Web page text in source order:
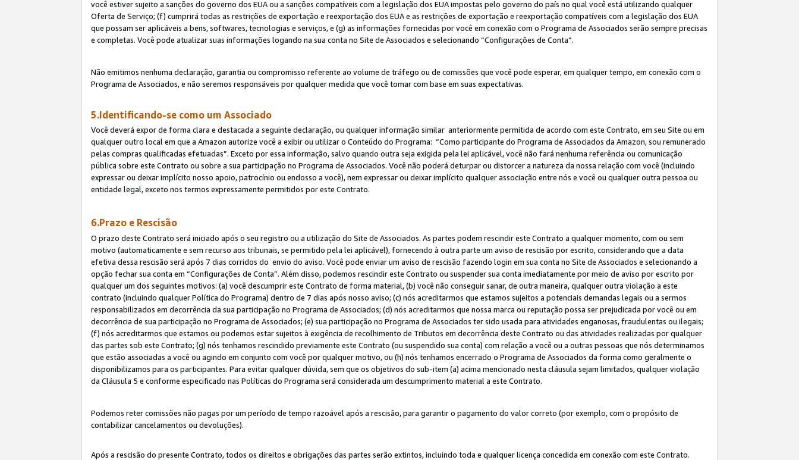
você estiver sujeito a sanções do governo dos EUA ou a sanções compatíveis com a legislação dos EUA impostas pelo governo do país no qual você está utilizando qualquer
Oferta de Serviço; (f) cumprirá todas as restrições de exportação e reexportação dos EUA e as restrições de exportação e reexportação compatíveis com a legislação dos EUA
que possam ser aplicáveis a bens, softwares, tecnologias e serviços, e (g) as informações fornecidas por você em conexão com o Programa de Associados serão sempre precisas
e completas. Você pode atualizar suas informações logando na sua conta no Site de Associados e selecionando “Configurações de Conta”.
Não emitimos nenhuma declaração, garantia ou compromisso referente ao volume de tráfego ou de comissões que você pode esperar, em qualquer tempo, em conexão com o
Programa de Associados, e não seremos responsáveis por qualquer medida que você tomar com base em suas expectativas.
5.Identificando-se como um Associado
Você deverá expor de forma clara e destacada a seguinte declaração, ou qualquer informação similar anteriormente permitida de acordo com este Contrato, em seu Site ou em
qualquer outro local em que a Amazon autorize você a exibir ou utilizar o Conteúdo do Programa: “Como participante do Programa de Associados da Amazon, sou remunerado
pelas compras qualificadas efetuadas”. Exceto por essa informação, salvo quando outra seja exigida pela lei aplicável, você não fará nenhuma referência ou comunicação
pública sobre este Contrato ou sobre a sua participação no Programa de Associados. Você não poderá deturpar ou distorcer a natureza da nossa relação com você (incluindo
expressar ou deixar implícito nosso apoio, patrocínio ou endosso a você), nem expressar ou deixar implícito qualquer associação entre nós e você ou qualquer outra pessoa ou
entidade legal, exceto nos termos expressamente permitidos por este Contrato.
6.Prazo e Rescisão
O prazo deste Contrato será iniciado após o seu registro ou a utilização do Site de Associados. As partes podem rescindir este Contrato a qualquer momento, com ou sem
motivo (automaticamente e sem recurso aos tribunais, se permitido pela lei aplicável), fornecendo à outra parte um aviso de rescisão por escrito, considerando que a data
efetiva dessa rescisão será após 7 dias corridos do envio do aviso. Você pode enviar um aviso de rescisão fazendo login em sua conta no Site de Associados e selecionando a
opção fechar sua conta em “Configurações de Conta”. Além disso, podemos rescindir este Contrato ou suspender sua conta imediatamente por meio de aviso por escrito por
qualquer um dos seguintes motivos: (a) você descumprir este Contrato de forma material, (b) você não conseguir sanar, de outra maneira, qualquer outra violação a este
contrato (incluindo qualquer Política do Programa) dentro de 7 dias após nosso aviso; (c) nós acreditarmos que estamos sujeitos a potenciais demandas legais ou a sermos
responsabilizados em decorrência da sua participação no Programa de Associados; (d) nós acreditarmos que nossa marca ou reputação possa ser prejudicada por você ou em
decorrência de sua participação no Programa de Associados; (e) sua participação no Programa de Associados ter sido usada para atividades enganosas, fraudulentas ou ilegais;
(f) nós acreditarmos que estamos ou podemos estar sujeitos à exigência de recolhimento de Tributos em decorrência deste Contrato ou das atividades realizadas por qualquer
das partes sob este Contrato; (g) nós tenhamos rescindido previamente este Contrato (ou suspendido sua conta) com relação a você ou a outras pessoas que nós determinamos
que estão associadas a você ou agindo em conjunto com você por qualquer motivo, ou (h) nós tenhamos encerrado o Programa de Associados da forma como geralmente o
disponibilizamos para os participantes. Para evitar qualquer dúvida, sem que os objetivos do sub-item (a) acima mencionado nesta cláusula sejam limitados, qualquer violação
da Cláusula 5 e conforme especificado nas Políticas do Programa será considerada um descumprimento material a este Contrato.
Podemos reter comissões não pagas por um período de tempo razoável após a rescisão, para garantir o pagamento do valor correto (por exemplo, com o propósito de
contabilizar cancelamentos ou devoluções).
Após a rescisão do presente Contrato, todos os direitos e obrigações das partes serão extintos, incluindo toda e qualquer licença concedida em conexão com este Contrato.